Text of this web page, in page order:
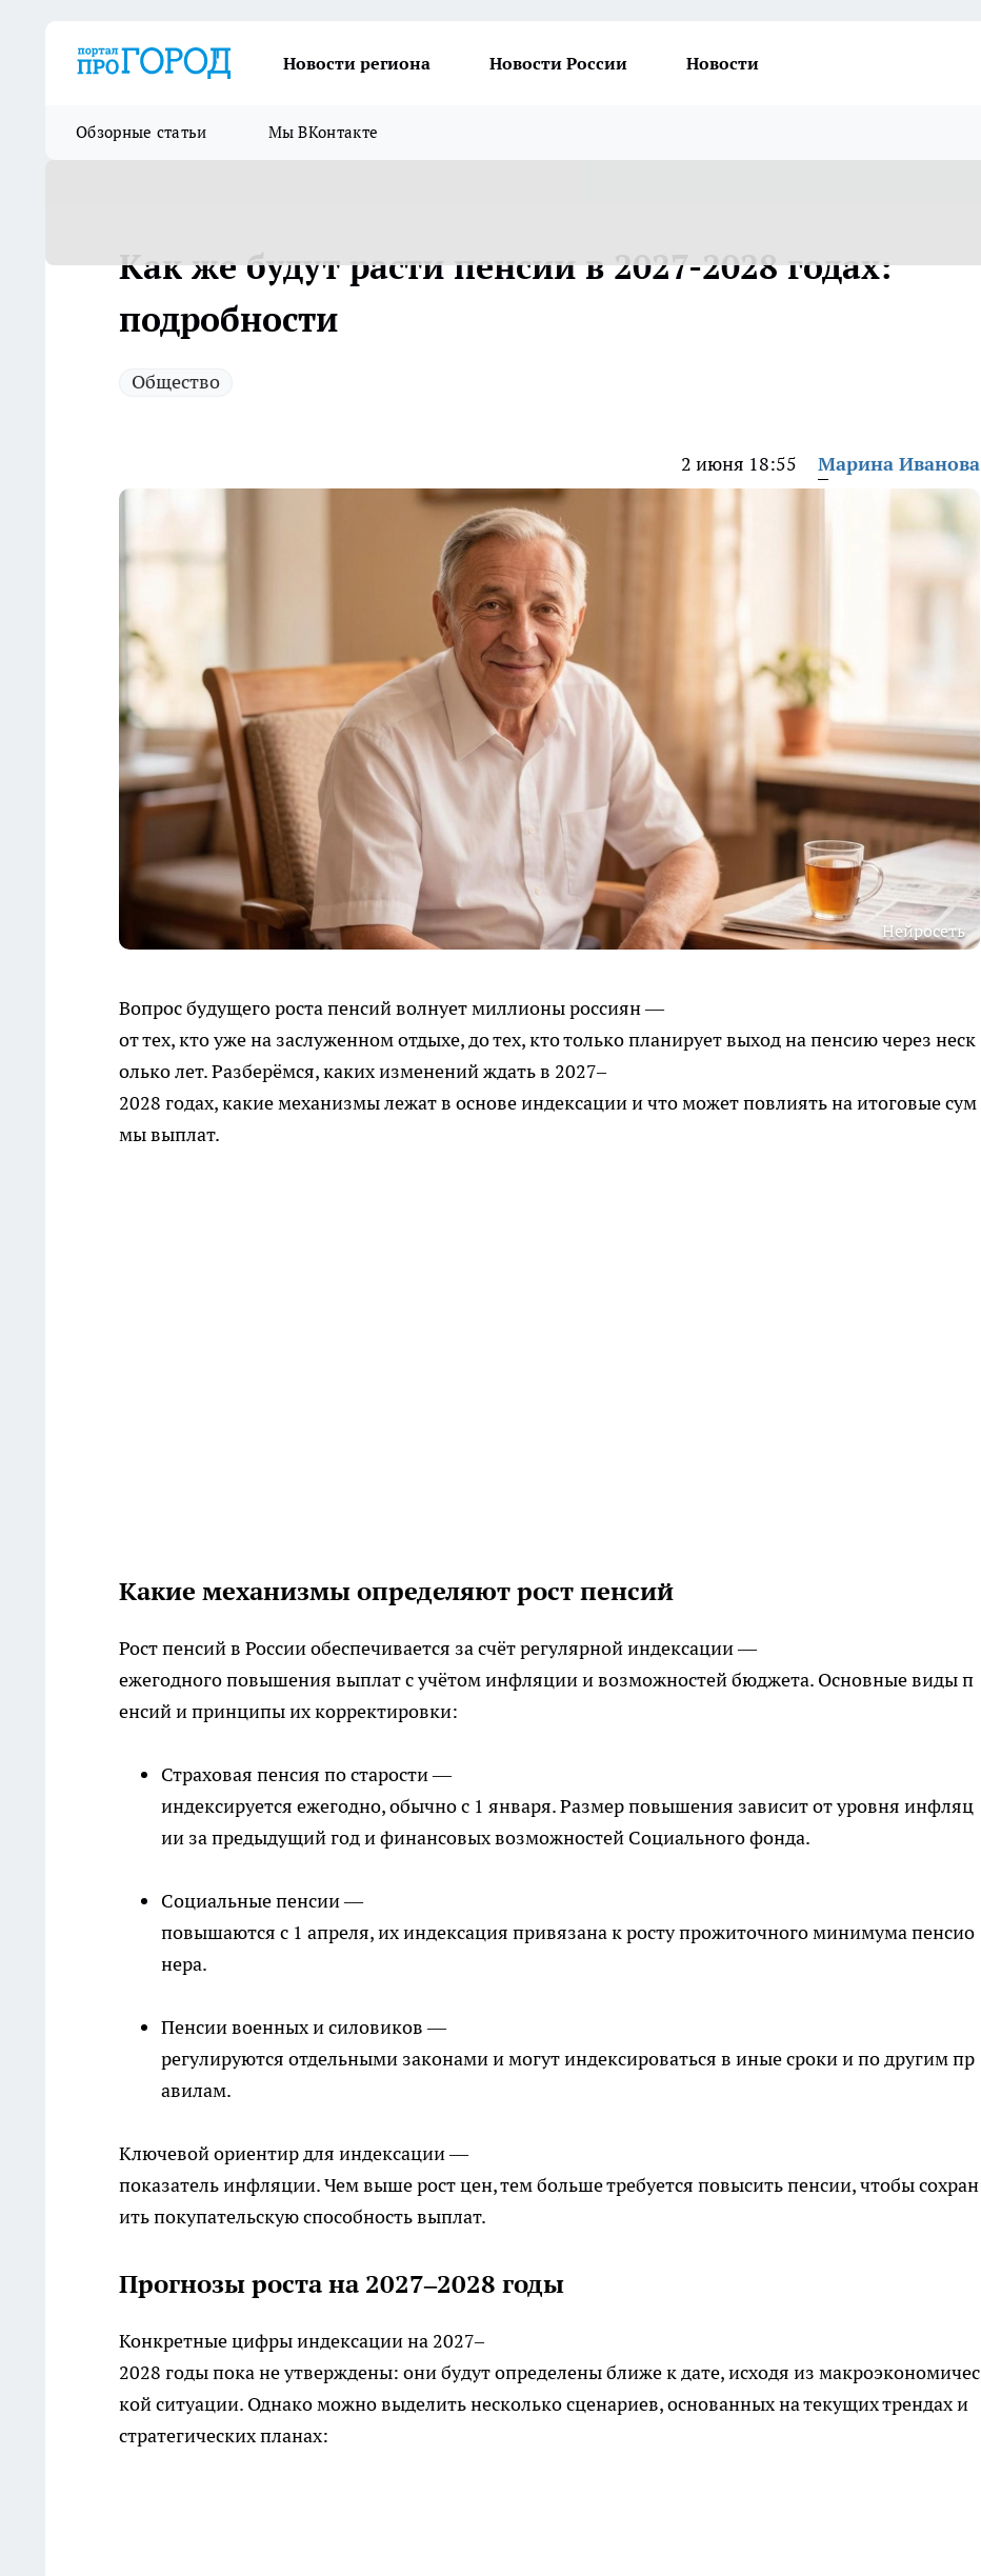
Новости региона Новости России Новости
Обзорные статьи Мы ВКонтакте
Как же будут расти пенсии в 2027-2028 годах:
подробности
Общество
2 июня 18:55 Марина Иванова
Нейросеть
Вопрос будущего роста пенсий волнует миллионы россиян —
от тех, кто уже на заслуженном отдыхе, до тех, кто только планирует выход на пенсию через неск
олько лет. Разберёмся, каких изменений ждать в 2027–
2028 годах, какие механизмы лежат в основе индексации и что может повлиять на итоговые сум
мы выплат.
Какие механизмы определяют рост пенсий
Рост пенсий в России обеспечивается за счёт регулярной индексации —
ежегодного повышения выплат с учётом инфляции и возможностей бюджета. Основные виды п
енсий и принципы их корректировки:
Страховая пенсия по старости —
индексируется ежегодно, обычно с 1 января. Размер повышения зависит от уровня инфляц
ии за предыдущий год и финансовых возможностей Социального фонда.
Социальные пенсии —
повышаются с 1 апреля, их индексация привязана к росту прожиточного минимума пенсио
нера.
Пенсии военных и силовиков —
регулируются отдельными законами и могут индексироваться в иные сроки и по другим пр
авилам.
Ключевой ориентир для индексации —
показатель инфляции. Чем выше рост цен, тем больше требуется повысить пенсии, чтобы сохран
ить покупательскую способность выплат.
Прогнозы роста на 2027–2028 годы
Конкретные цифры индексации на 2027–
2028 годы пока не утверждены: они будут определены ближе к дате, исходя из макроэкономичес
кой ситуации. Однако можно выделить несколько сценариев, основанных на текущих трендах и
стратегических планах: